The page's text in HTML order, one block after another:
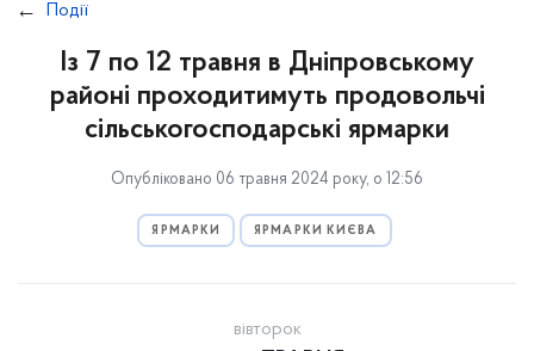
Події
Із 7 по 12 травня в Дніпровському
районі проходитимуть продовольчі
сільськогосподарські ярмарки
Опубліковано 06 травня 2024 року, о 12:56
ЯРМАРКИ ЯРМАРКИ КИЄВА
вівторок